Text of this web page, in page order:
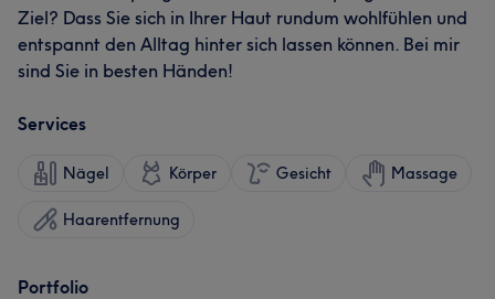
Ziel? Dass Sie sich in Ihrer Haut rundum wohlfühlen und
entspannt den Alltag hinter sich lassen können. Bei mir
sind Sie in besten Händen!
Services
Nägel Körper Gesicht Massage
Haarentfernung
Portfolio